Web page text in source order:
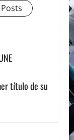
título de su